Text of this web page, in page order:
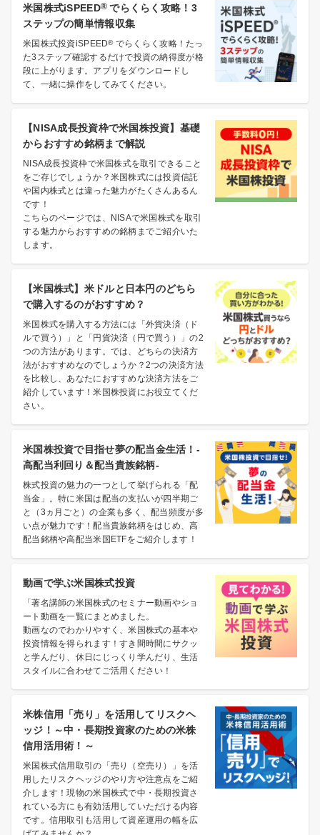
米国株式iSPEED® でらくらく攻略！3
ステップの簡単情報収集
米国株式投資iSPEED® でらくらく攻略！たっ
た3ステップ確認するだけで投資の納得度が格
段に上がります。アプリをダウンロードし
て、一緒に操作をしてみてください。
【NISA成長投資枠で米国株投資】基礎
からおすすめ銘柄まで解説
NISA成長投資枠で米国株式を取引できること
をご存じでしょうか？米国株式には投資信託
や国内株式とは違った魅力がたくさんあるん
です！
こちらのページでは、NISAで米国株式を取引
する魅力からおすすめの銘柄までご紹介いた
します。
【米国株式】米ドルと日本円のどちら
で購入するのがおすすめ？
米国株式を購入する方法には「外貨決済（ド
ルで買う）」と「円貨決済（円で買う）」の2
つの方法があります。では、どちらの決済方
法がおすすめなのでしょうか？2つの決済方法
を比較し、あなたにおすすめな決済方法をご
紹介しています！米国株投資にお役立てくだ
さい。
米国株投資で目指せ夢の配当金生活！-
高配当利回り＆配当貴族銘柄-
株式投資の魅力の一つとして挙げられる「配
当金」。特に米国は配当の支払いが四半期ご
と（3ヵ月ごと）の企業も多く、配当頻度が多
い点が魅力です！配当貴族銘柄をはじめ、高
配当銘柄や高配当米国ETFをご紹介します！
動画で学ぶ米国株式投資
「著名講師の米国株式のセミナー動画やショ
ート動画を一覧にまとめました。
動画なのでわかりやすく、米国株式の基本や
投資情報を得られます！すき間時間にサクッ
と学んだり、休日にじっくり学んだり、生活
スタイルに合わせてご活用ください！
米株信用「売り」を活用してリスクヘ
ッジ！～中・長期投資家のための米株
信用活用術！～
米国株式信用取引の「売り（空売り）」を活
用したリスクヘッジのやり方や注意点をご紹
介します！現物の米国株式で中・長期投資さ
れている方にも有効活用していただける内容
です。信用取引も活用して資産運用の幅を広